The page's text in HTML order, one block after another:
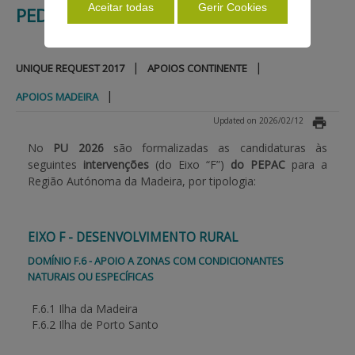
INFORMATIONS
STATISTICS
PAYMENTS
Login / Register
PEDIDO ÚNICO
UNIQUE REQUEST 2017 | APOIOS CONTINENTE |
APOIOS MADEIRA |
Updated on 2026/02/12
No PU 2026são formalizadas as candidaturas às
seguintes intervenções (do Eixo “F”) do PEPAC para a
Região Autónoma da Madeira, por tipologia:
EIXO F - DESENVOLVIMENTO RURAL
DOMÍNIO F.6 - APOIO A ZONAS COM CONDICIONANTES
NATURAIS OU ESPECÍFICAS
F.6.1 Ilha da Madeira
F.6.2 Ilha de Porto Santo
Aceitar todas Gerir Cookies